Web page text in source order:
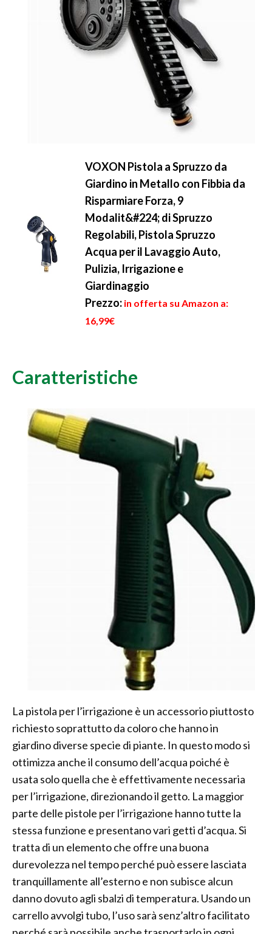
VOXON Pistola a Spruzzo da
Giardino in Metallo con Fibbia da
Risparmiare Forza, 9
Modalit&#224; di Spruzzo
Regolabili, Pistola Spruzzo
Acqua per il Lavaggio Auto,
Pulizia, Irrigazione e
Giardinaggio
Prezzo: in offerta su Amazon a:
16,99€
Caratteristiche
La pistola per l’irrigazione è un accessorio piuttosto
richiesto soprattutto da coloro che hanno in
giardino diverse specie di piante. In questo modo si
ottimizza anche il consumo dell’acqua poiché è
usata solo quella che è effettivamente necessaria
per l’irrigazione, direzionando il getto. La maggior
parte delle pistole per l’irrigazione hanno tutte la
stessa funzione e presentano vari getti d’acqua. Si
tratta di un elemento che offre una buona
durevolezza nel tempo perché può essere lasciata
tranquillamente all’esterno e non subisce alcun
danno dovuto agli sbalzi di temperatura. Usando un
carrello avvolgi tubo, l’uso sarà senz’altro facilitato